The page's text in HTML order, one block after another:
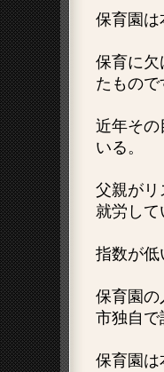
保育園は
保育に欠
たもので
近年その
いる。
父親がリ
就労して
指数が低
保育園の
市独自で
保育園は